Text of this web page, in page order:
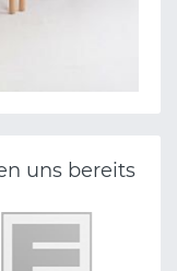
uns bereits